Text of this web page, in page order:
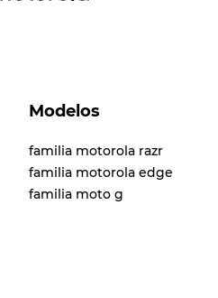
Modelos
familia motorola razr
familia motorola edge
familia moto g